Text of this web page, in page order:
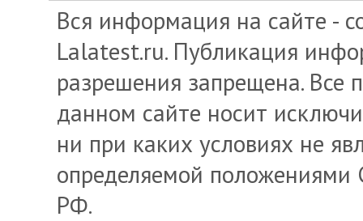
Вся информация на сайте -
Lalatest.ru. Публикация
разрешения запрещена.
данном сайте носит
ни при каких условиях не
определяемой положениями
РФ.